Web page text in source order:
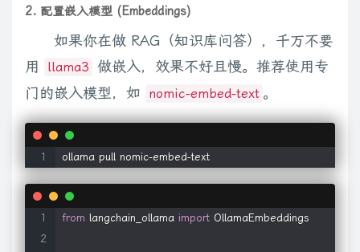
2. 配置嵌入模型 (Embeddings)
如果你在做 RAG（知识库问答），千万不要
用
llama3 做嵌入，效果不好且慢。推荐使用专
门的嵌入模型，如
nomic-embed-text 。
ollama pull nomic-embed-text
from langchain_ollama import OllamaEmbeddings